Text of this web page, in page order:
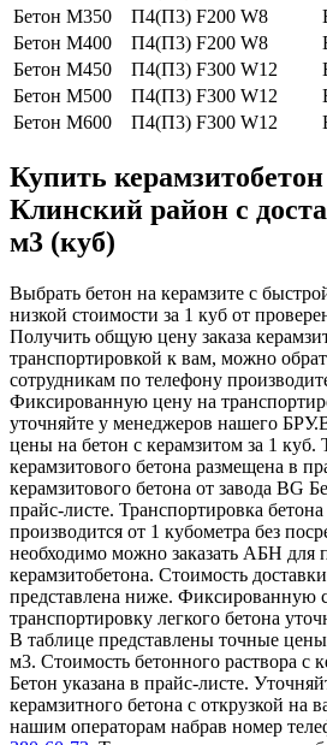
Бетон М350
П4(П3) F200 W8
Бетон М400
П4(П3) F200 W8
Бетон М450
П4(П3) F300 W12
Бетон М500
П4(П3) F300 W12
Бетон М600
П4(П3) F300 W12
Купить
Клинский район с
м3 (куб)
Выбрать бетон на керамзите с
низкой стоимости за 1 куб от
Получить общую цену заказа
транспортировкой к вам, можно
сотрудникам по телефону
Фиксированную цену на
уточняйте у менеджеров нашего
цены на бетон с керамзитом за 1 куб.
керамзитового бетона размещена в
керамзитового бетона от завода BG
прайс-листе. Транспортировка
производится от 1 кубометра без
необходимо можно заказать АБН для
керамзитобетона. Стоимость
представлена ниже. Фиксированную
транспортировку легкого бетона
В таблице представлены точные цены
м3. Стоимость бетонного раствора с
Бетон указана в прайс-листе.
керамзитного бетона с открузкой на
нашим операторам набрав номер